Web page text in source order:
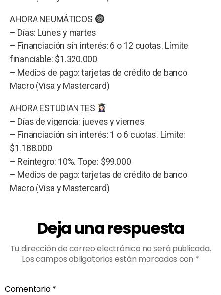
AHORA NEUMÁTICOS
– Días: Lunes y martes
– Financiación sin interés: 6 o 12 cuotas. Límite
financiable: $1.320.000
– Medios de pago: tarjetas de crédito de banco
Macro (Visa y Mastercard)
AHORA ESTUDIANTES
– Días de vigencia: jueves y viernes
– Financiación sin interés: 1 o 6 cuotas. Límite:
$1.188.000
– Reintegro: 10%. Tope: $99.000
– Medios de pago: tarjetas de crédito de banco
Macro (Visa y Mastercard)
Deja una respuesta
Tu dirección de correo electrónico no será publicada.
Los campos obligatorios están marcados con *
Comentario*